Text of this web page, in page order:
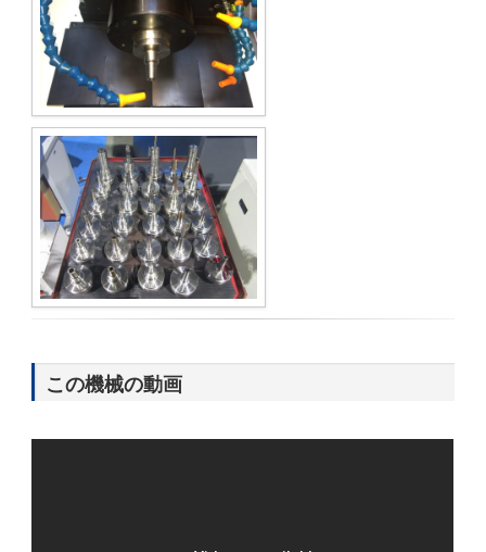
この機械の動画